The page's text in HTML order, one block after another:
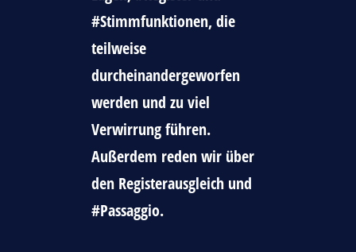
#Stimmfunktionen, die
teilweise
durcheinandergeworfen
werden und zu viel
Verwirrung führen.
Außerdem reden wir über
den Registerausgleich und
#Passaggio.